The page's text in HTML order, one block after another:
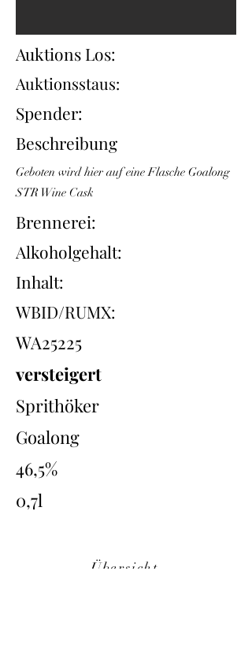
Auktions Los:
Auktionsstaus:
Spender:
Beschreibung
Geboten wird hier auf eine Flasche Goalong
STR Wine Cask
Brennerei:
Alkoholgehalt:
Inhalt:
WBID/RUMX:
WA25225
versteigert
Sprithöker
Goalong
46,5%
0,7l
Übersicht